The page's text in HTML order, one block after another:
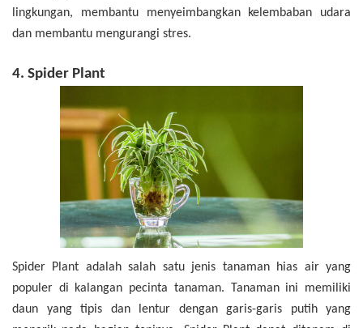
lingkungan, membantu menyeimbangkan kelembaban udara
dan membantu mengurangi stres.
4. Spider Plant
Spider Plant adalah salah satu jenis tanaman hias air yang
populer di kalangan pecinta tanaman. Tanaman ini memiliki
daun yang tipis dan lentur dengan garis-garis putih yang